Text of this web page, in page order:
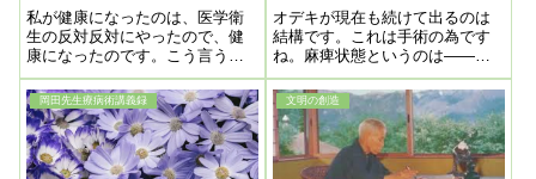
私が健康になったのは、医学衛
生の反対反対にやったので、健
康になったのです。こう言うの
は、反対に解釈したら間違いな
い。
オデキが現在も続けて出るのは
結構です。これは手術の為です
ね。麻痺状態というのは――乳
癌の手術したら大抵は手が麻痺
するんです
岡田先生療病術講義録 文明の創造